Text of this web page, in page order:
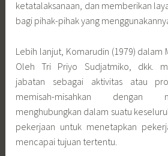
pekerjaan untuk menetapkan
mencapai tujuan tertentu.
Dari pengertian-pengertian
bahwa anjab merupakan suatu
untuk mendapatkan data jabatan,
menjadi suatu informasi jabatan,
program-program kelembagaan,
ketatalaksanaan pada suatu instansi